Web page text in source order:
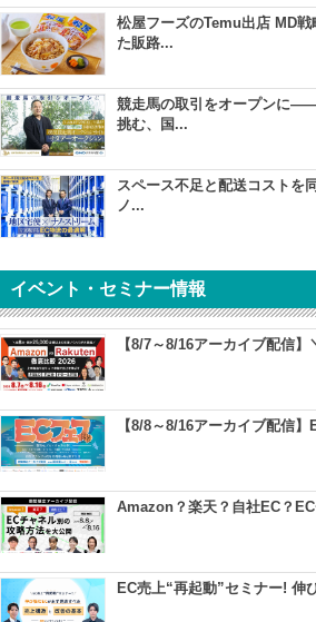
松屋フーズのTemu出店 MD
た販路...
競走馬の取引をオープンに
挑む、国...
スペース不足と配送コスト
ノ...
イベント・セミナー情報
【8/7～8/16アーカイブ配信
【8/8～8/16アーカイブ配信
Amazon？楽天？自社EC？
EC売上“再起動”セミナー! 伸